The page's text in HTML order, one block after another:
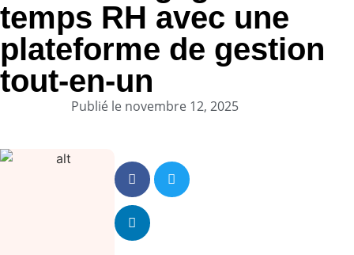
temps RH avec une
plateforme de gestion
tout-en-un
Publié le novembre 12, 2025